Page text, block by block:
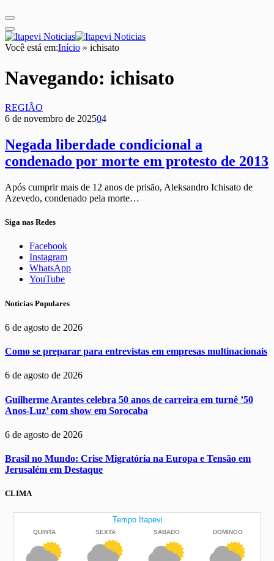
Você está em:Início » ichisato
Navegando: ichisato
REGIÃO
6 de novembro de 202504
Negada liberdade condicional a
condenado por morte em protesto de 2013
Após cumprir mais de 12 anos de prisão, Aleksandro Ichisato de
Azevedo, condenado pela morte…
Siga nas Redes
Facebook
Instagram
WhatsApp
YouTube
Noticias Populares
6 de agosto de 2026
Como se preparar para entrevistas em empresas multinacionais
6 de agosto de 2026
Guilherme Arantes celebra 50 anos de carreira em turnê ’50
Anos-Luz’ com show em Sorocaba
6 de agosto de 2026
Brasil no Mundo: Crise Migratória na Europa e Tensão em
Jerusalém em Destaque
CLIMA